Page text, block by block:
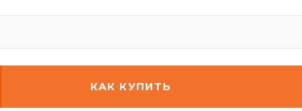
КАК КУПИТЬ